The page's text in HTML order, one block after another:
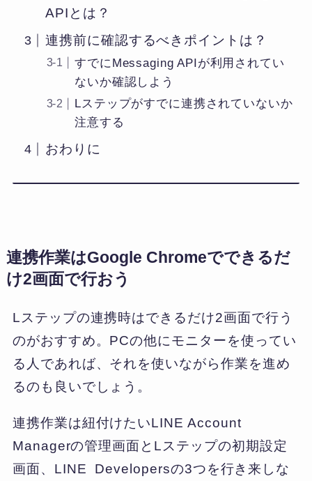
APIとは？
連携前に確認するべきポイントは？
すでにMessaging APIが利用されてい
ないか確認しよう
Lステップがすでに連携されていないか
注意する
おわりに
連携作業はGoogle Chromeでできるだ
け2画面で行おう
Lステップの連携時はできるだけ2画面で行う
のがおすすめ。PCの他にモニターを使ってい
る人であれば、それを使いながら作業を進め
るのも良いでしょう。
連携作業は紐付けたいLINE Account
Managerの管理画面とLステップの初期設定
画面、LINE Developersの3つを行き来しな